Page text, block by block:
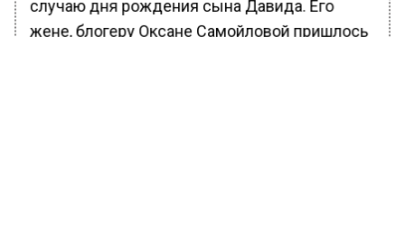
случаю дня рождения сына Давида. Его
жене, блогеру Оксане Самойловой пришлось